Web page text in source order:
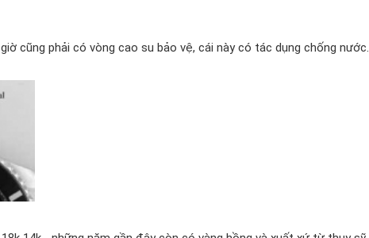
cũng phải có vòng cao su bảo vệ, cái này có tác dụng chống nước.